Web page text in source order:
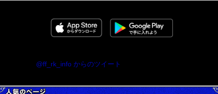
@ff_rk_info からのツイート